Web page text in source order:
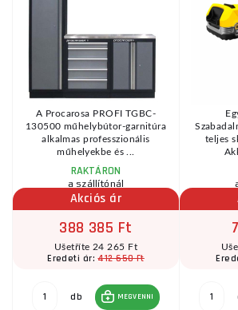
A Procarosa PROFI TGBC-
130500 műhelybútor-garnitúra
alkalmas professzionális
műhelyekbe és ...
RAKTÁRON
a szállítónál
Akciós ár
388 385 Ft
Ušetříte 24 265 Ft
Eredeti ár:412 650 Ft
db MEGVENNI
teljes